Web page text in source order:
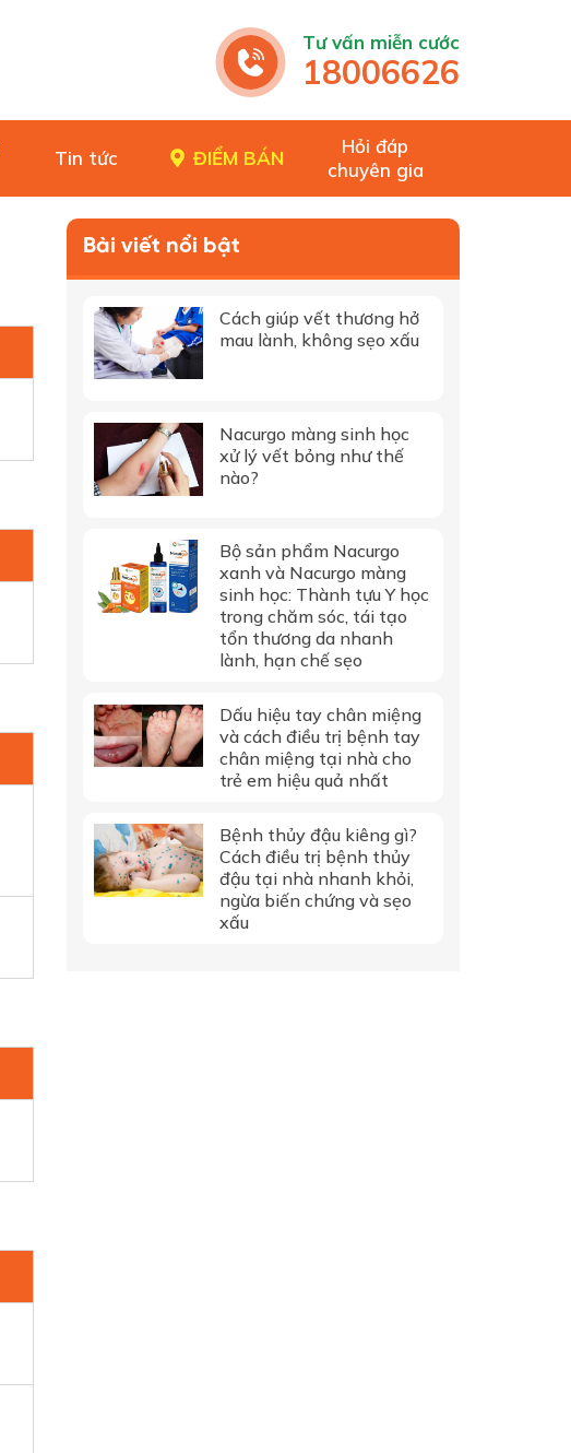
Tư vấn miễn cước
18006626
Tin tức ĐIỂM BÁN
Hỏi đáp
chuyên gia
Bài viết nổi bật
Cách giúp vết thương hở
mau lành, không sẹo xấu
Nacurgo màng sinh học
xử lý vết bỏng như thế
nào?
Bộ sản phẩm Nacurgo
xanh và Nacurgo màng
sinh học: Thành tựu Y học
trong chăm sóc, tái tạo
tổn thương da nhanh
lành, hạn chế sẹo
Dấu hiệu tay chân miệng
và cách điều trị bệnh tay
chân miệng tại nhà cho
trẻ em hiệu quả nhất
Bệnh thủy đậu kiêng gì?
Cách điều trị bệnh thủy
đậu tại nhà nhanh khỏi,
ngừa biến chứng và sẹo
xấu